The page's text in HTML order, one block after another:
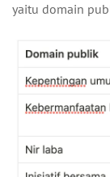
yaitu domain